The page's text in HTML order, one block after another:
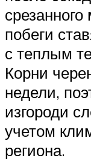
побеги
с теплым
Корни
недели,
изгороди
учетом
региона.